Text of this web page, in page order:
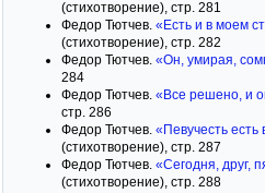
(стихотворение), стр. 281
Федор Тютчев. «Есть и в моем
(стихотворение), стр. 282
Федор Тютчев. «Он, умирая,
284
Федор Тютчев. «Все решено, и
стр. 286
Федор Тютчев. «Певучесть есть
(стихотворение), стр. 287
Федор Тютчев. «Сегодня, друг,
(стихотворение), стр. 288